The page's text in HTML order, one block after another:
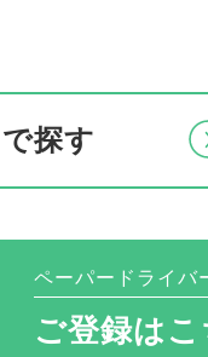
探す
ペーパードライバ
ご登録はこ